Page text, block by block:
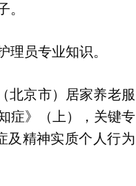
员专业知识。
北京市）居家养老服
症》（上），关键专
及精神实质个人行为